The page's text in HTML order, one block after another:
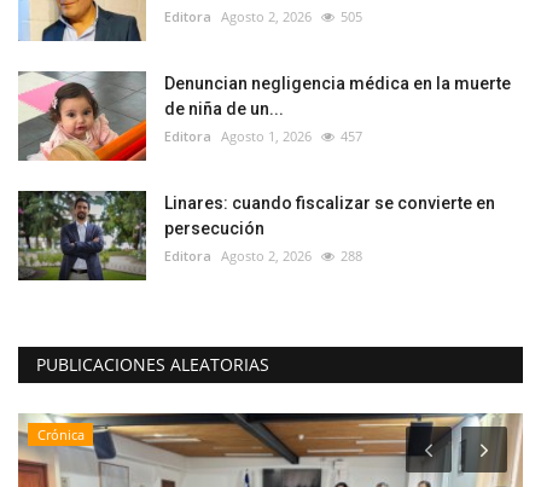
Editora Agosto 2, 2026 505
Denuncian negligencia médica en la muerte
de niña de un...
Editora Agosto 1, 2026 457
Linares: cuando fiscalizar se convierte en
persecución
Editora Agosto 2, 2026 288
PUBLICACIONES ALEATORIAS
Crónica